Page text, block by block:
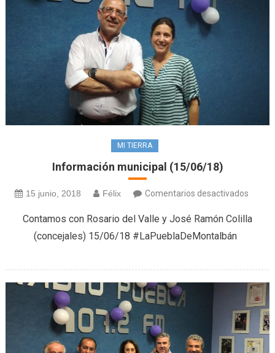
MI TIERRA
Información municipal (15/06/18)
15 junio, 2018 Félix Comentarios desactivadosen
Contamos con Rosario del Valle y José Ramón Colilla
(concejales) 15/06/18 #LaPueblaDeMontalbán